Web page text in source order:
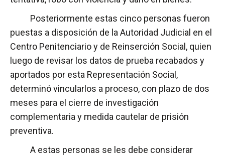
Posteriormente estas cinco personas fueron
puestas a disposición de la Autoridad Judicial en el
Centro Penitenciario y de Reinserción Social, quien
luego de revisar los datos de prueba recabados y
aportados por esta Representación Social,
determinó vincularlos a proceso, con plazo de dos
meses para el cierre de investigación
complementaria y medida cautelar de prisión
preventiva.
A estas personas se les debe considerar